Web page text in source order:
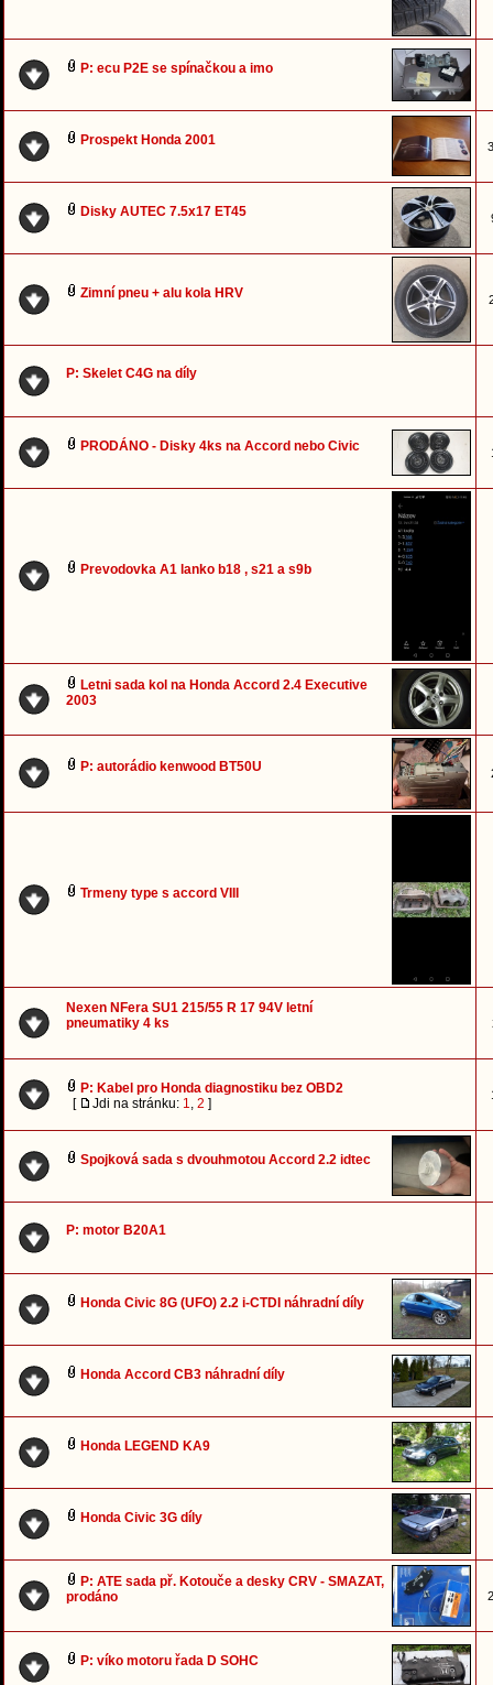
P: ecu P2E se spínačkou a imo
Prospekt Honda 2001
Disky AUTEC 7.5x17 ET45
Zimní pneu + alu kola HRV
P: Skelet C4G na díly
PRODÁNO - Disky 4ks na Accord nebo Civic
Prevodovka A1 lanko b18 , s21 a s9b
Letni sada kol na Honda Accord 2.4 Executive
2003
P: autorádio kenwood BT50U
Trmeny type s accord VIII
Nexen NFera SU1 215/55 R 17 94V letní
pneumatiky 4 ks
P: Kabel pro Honda diagnostiku bez OBD2
[
Jdi na stránku: 1, 2 ]
Spojková sada s dvouhmotou Accord 2.2 idtec
P: motor B20A1
Honda Civic 8G (UFO) 2.2 i-CTDI náhradní díly
Honda Accord CB3 náhradní díly
Honda LEGEND KA9
Honda Civic 3G díly
P: ATE sada př. Kotouče a desky CRV - SMAZAT,
prodáno
P: víko motoru řada D SOHC